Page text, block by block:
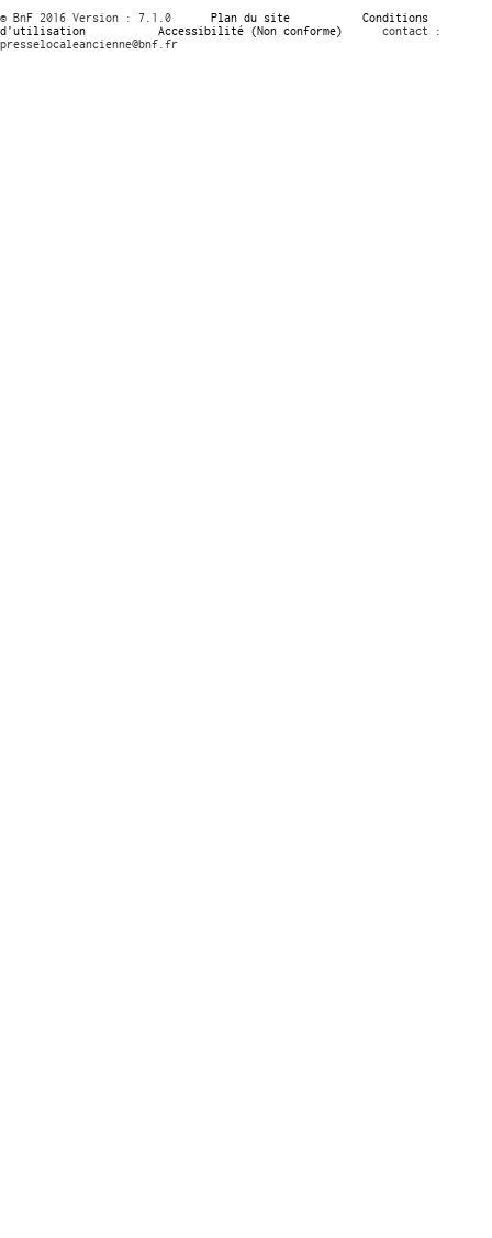
© BnF 2016 Version : 7.1.0 Plan du site
Conditions
d’utilisation
Accessibilité (Non conforme)
contact :
presselocaleancienne@bnf.fr